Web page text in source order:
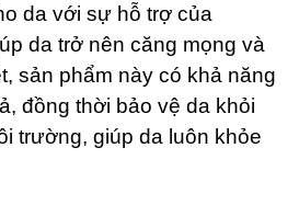
da với sự hỗ trợ của
da trở nên căng mọng và
sản phẩm này có khả năng
đồng thời bảo vệ da khỏi
trường, giúp da luôn khỏe